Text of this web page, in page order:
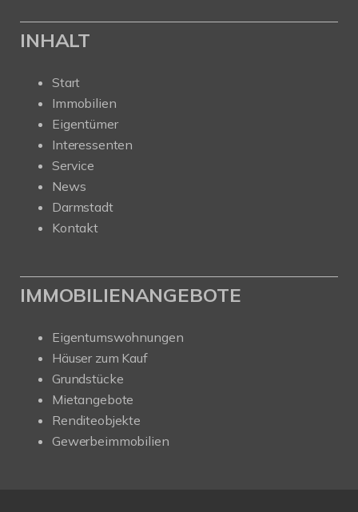
INHALT
Start
Immobilien
Eigentümer
Interessenten
Service
News
Darmstadt
Kontakt
IMMOBILIENANGEBOTE
Eigentumswohnungen
Häuser zum Kauf
Grundstücke
Mietangebote
Renditeobjekte
Gewerbeimmobilien